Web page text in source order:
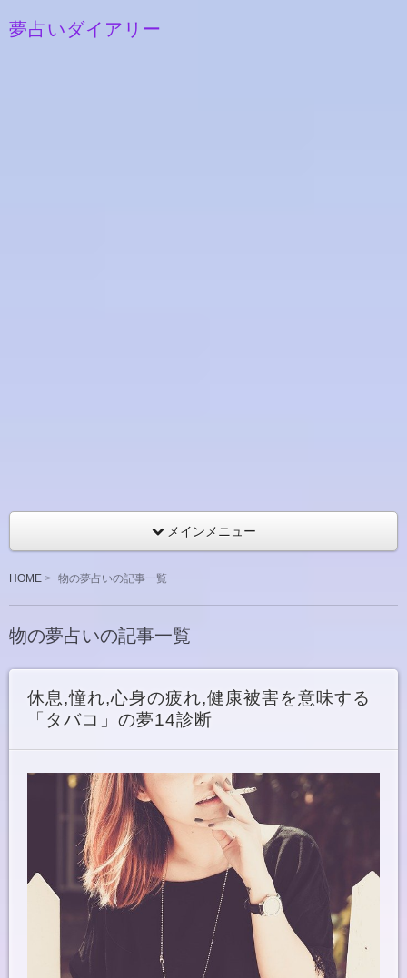
夢占いダイアリー
メインメニュー
HOME 物の夢占いの記事一覧
物の夢占いの記事一覧
休息,憧れ,心身の疲れ,健康被害を意味する
「タバコ」の夢14診断